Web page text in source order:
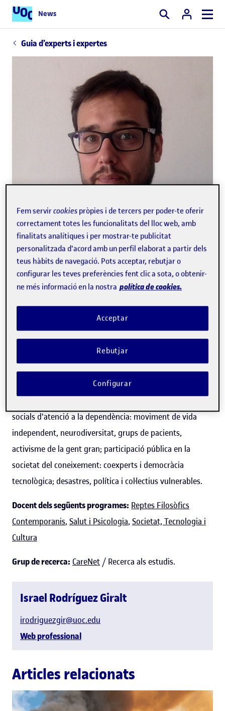
News Cercar
Guia d’experts i expertes
Israel Rodríguez Giralt
Professor delsEstudis de Psicologia i Ciències de
Moviments socials i activisme polític, en
particular l'activisme entorn de la salut i les polítiques
socials d'atenció a la dependència: moviment de vida
independent, neurodiversitat, grups de pacients,
activisme de la gent gran; participació pública en la
societat del coneixement: coexperts i democràcia
tecnològica; desastres, política i col·lectius vulnerables.
Docent dels següents programes: Reptes Filosòfics
Contemporanis, Salut i Psicologia, Societat, Tecnologia i
Cultura
Grup de recerca: CareNet / Recerca als estudis.
Israel Rodríguez Giralt
irodriguezgir@uoc.edu
Web professional
Articles relacionats
Fem servircookies pròpies i de tercers per poder-te oferir
correctament totes les funcionalitats del lloc web, amb
finalitats analítiques i per mostrar-te publicitat
personalitzada d'acord amb un perfil elaborat a partir dels
teus hàbits de navegació. Pots acceptar, rebutjar o
configurar les teves preferències fent clic a sota, o obtenir-
ne més informació en la nostra política de cookies.
Rebutjar
Acceptar
Configurar